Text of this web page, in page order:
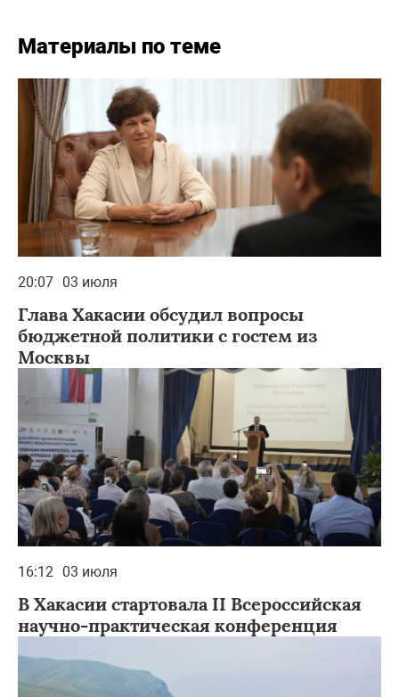
Материалы по теме
20:07 03 июля
Глава Хакасии обсудил вопросы
бюджетной политики с гостем из
Москвы
16:12 03 июля
В Хакасии стартовала II Всероссийская
научно-практическая конференция